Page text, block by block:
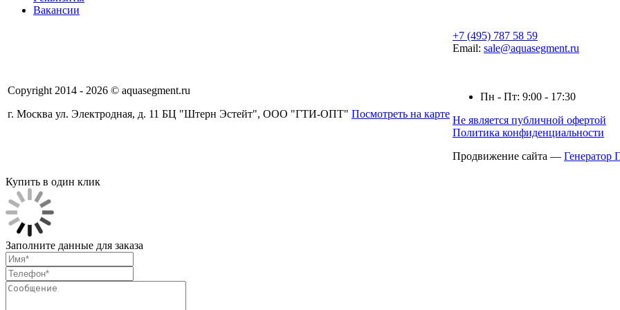
Вакансии
Copyright 2014 - 2026 © aquasegment.ru
г. Москва ул. Электродная, д. 11 БЦ "Штерн Эстейт", ООО "ГТИ-ОПТ" Посмотреть на карте
+7 (495) 787 58 59
Email: sale@aquasegment.ru
Пн - Пт: 9:00 - 17:30
Не является публичной офертой
Политика конфиденциальности
Продвижение сайта — Генератор
Купить в один клик
Заполните данные для заказа